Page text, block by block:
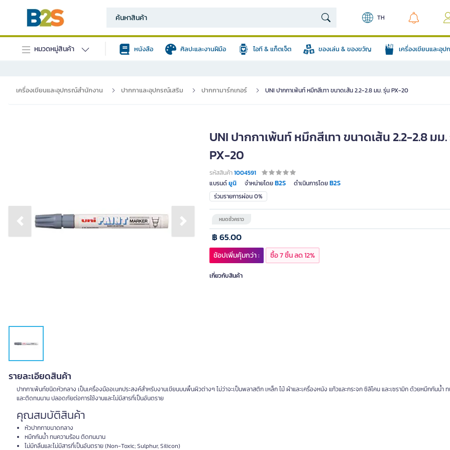
TH
หมวดหมู่สินค้า หนังสือ ศิลปะและงานฝีมือ ไอที & แก็ตเจ็ต ของเล่น & ของขวัญ เครื่องเขียนและอุ
เครื่องเขียนและอุปกรณ์สำนักงาน ปากกาและอุปกรณ์เสริม ปากกามาร์กเกอร์ UNI ปากกาเพ้นท์ หมึกสีเทา ขนาดเส้น 2.2-2.8 มม. รุ่น PX-20
Previous slide Next slide
UNI ปากกาเพ้นท์ หมึกสีเทา ขนาดเส้น 2.2-2.8 มม.
PX-20
รหัสสินค้า1004591
แบรนด์ยูนิ จำหน่ายโดยB2S ดำเนินการโดยB2S
ร่วมรายการผ่อน 0%
หมดชั่วคราว
฿ 65.00
ช้อปเพิ่มคุ้มกว่า : ซื้อ 7 ชิ้น ลด 12%
เกี่ยวกับสินค้า
รายละเอียดสินค้า
ปากกาเพ้นท์ชนิดหัวกลาง เป็นเครื่องมืออเนกประสงค์สำหรับงานเขียนบนพื้นผิวต่างๆ ไม่ว่าจะเป็นพลาสติก เหล็ก ไม้ ผ้าและเครื่องหนัง แก้วและกระจก ซิลิโคน และเซรามิก ด้วยหมึกกันน้ำ
และติดทนนาน ปลอดภัยต่อการใช้งานและไม่มีสารที่เป็นอันตราย
คุณสมบัติสินค้า
หัวปากกาขนาดกลาง
หมึกกันน้ำ ทนความร้อน ติดทนนาน
ไม่มีกลิ่นและไม่มีสารที่เป็นอันตราย (Non-Toxic; Sulphur, Silicon)